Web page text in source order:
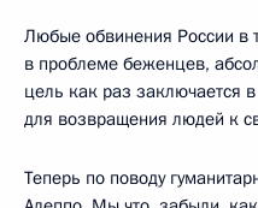
Любые обвинения России в
в проблеме беженцев,
цель как раз заключается
для возвращения людей к
Теперь по поводу